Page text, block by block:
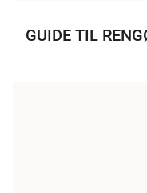
GUIDE TIL